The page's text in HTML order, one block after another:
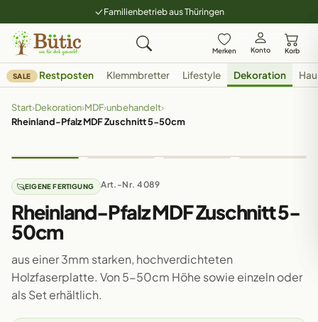
Familienbetrieb aus Thüringen
Merken Konto Korb
SALE Restposten Klemmbretter Lifestyle Dekoration
Start›Dekoration›MDF›unbehandelt›
Rheinland-Pfalz MDF Zuschnitt 5-50cm
EIGENE FERTIGUNG Art.-Nr. 4089
Rheinland-Pfalz MDF Zuschnitt 5-
50cm
aus einer 3mm starken, hochverdichteten
Holzfaserplatte. Von 5-50cm Höhe sowie einzeln oder
als Set erhältlich.